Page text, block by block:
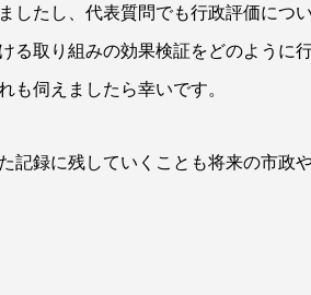
したし、代表質問でも行政評価につい
る取り組みの効果検証をどのように
も伺えましたら幸いです。
記録に残していくことも将来の市政